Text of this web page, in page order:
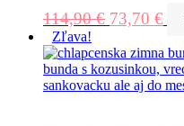
114,90€ 73,70 €
Zľava!